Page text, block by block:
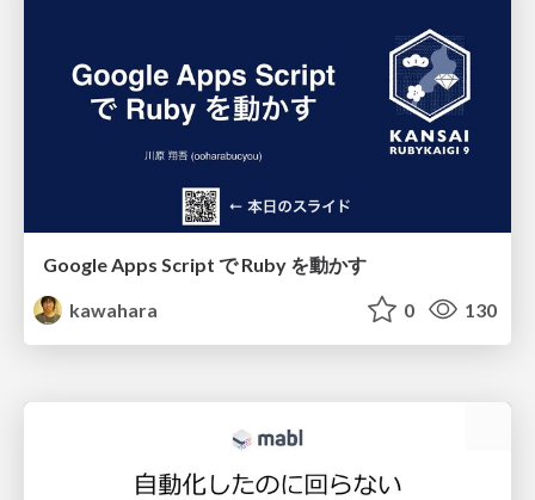
Google Apps Script で Ruby を動かす
kawahara
0 130